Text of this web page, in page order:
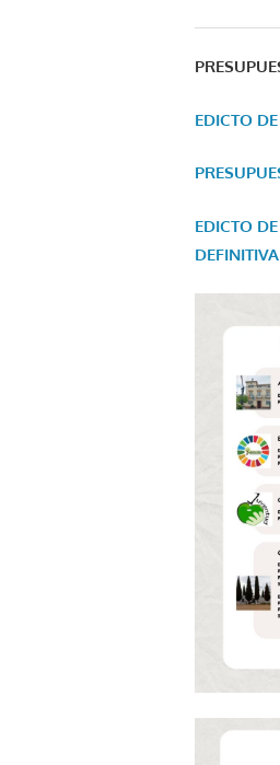
EDICTO
EDICTO
DEFINITIVA